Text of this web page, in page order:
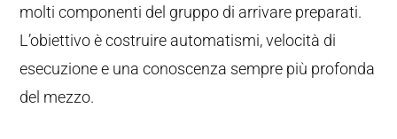
molti componenti del gruppo di arrivare preparati.
L’obiettivo è costruire automatismi, velocità di
esecuzione e una conoscenza sempre più profonda
del mezzo.